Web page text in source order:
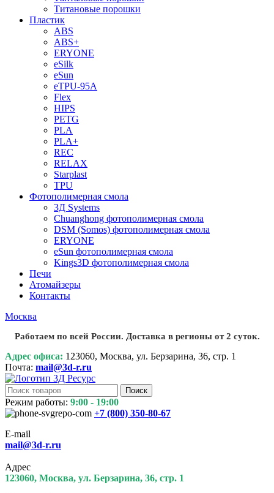
Титановые порошки
Пластик
ABS
ABS+
ERYONE
eSilk
eSun
eTPU-95A
Flex
HIPS
PETG
PLA
PLA+
REC
RELAX
Starplast
TPU
Фотополимерная смола
3Д Systems
Chuanghong фотополимерная смола
DSM (Somos) фотополимерная смола
ERYONE
eSun фотополимерная смола
Kings3D фотополимерная смола
Печи
Атомайзеры
Контакты
Москва
Работаем по всей России. Доставка в регионы от 2 суток.
Адрес офиса: 123060, Москва, ул. Берзарина, 36, стр. 1
Почта: mail@3d-r.ru
Поиск
Режим работы: 9:00 - 19:00
+7 (800) 350-80-67
E-mail
mail@3d-r.ru
Адрес
123060, Москва, ул. Берзарина, 36, стр. 1